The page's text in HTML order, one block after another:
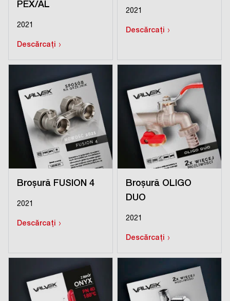
PEX/AL
2021
Descărcați ›
2021
Descărcați ›
Broșură FUSION 4
2021
Descărcați ›
Broșură OLIGO
DUO
2021
Descărcați ›